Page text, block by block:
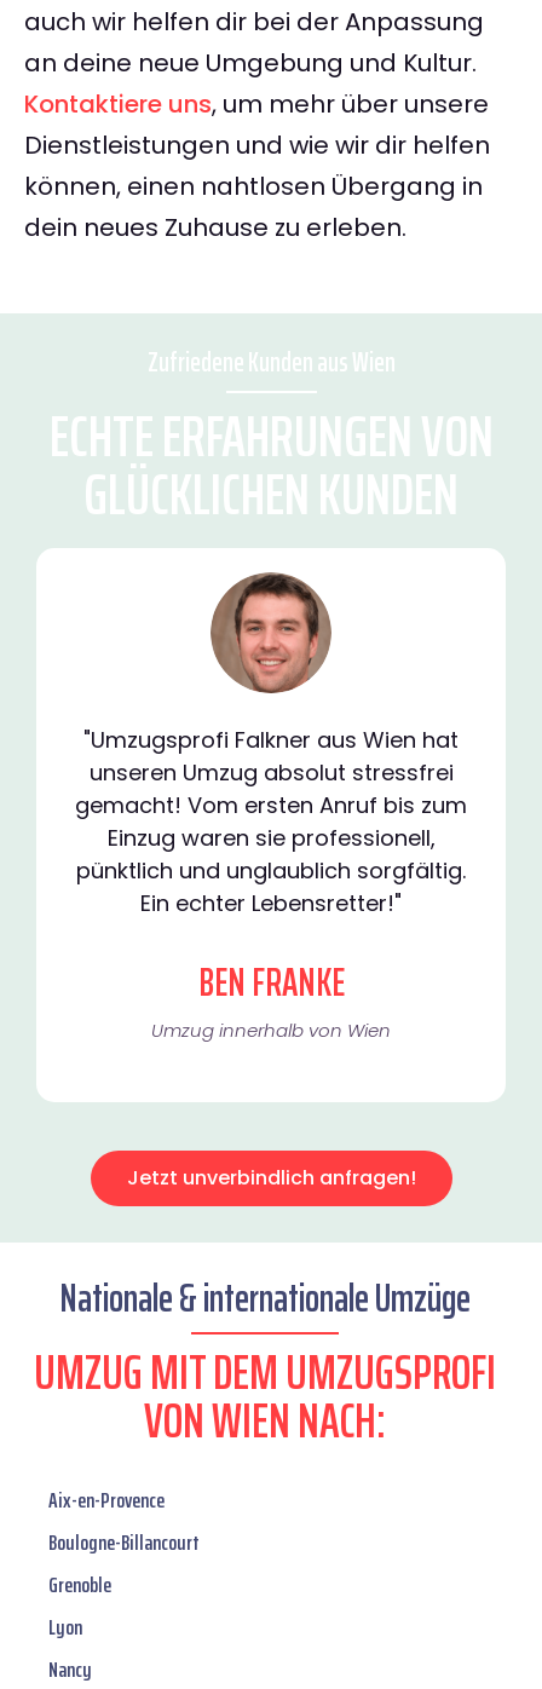
auch wir helfen dir bei der Anpassung
an deine neue Umgebung und Kultur.
Kontaktiere uns, um mehr über unsere
Dienstleistungen und wie wir dir helfen
können, einen nahtlosen Übergang in
dein neues Zuhause zu erleben.
Zufriedene Kunden aus Wien
ECHTE ERFAHRUNGEN VON
GLÜCKLICHEN KUNDEN
"Umzugsprofi Falkner aus Wien hat
unseren Umzug absolut stressfrei
gemacht! Vom ersten Anruf bis zum
Einzug waren sie professionell,
pünktlich und unglaublich sorgfältig.
Ein echter Lebensretter!"
BEN FRANKE
Umzug innerhalb von Wien​
Jetzt unverbindlich anfragen!
Nationale & internationale Umzüge
UMZUG MIT DEM UMZUGSPROFI
VON WIEN NACH:
Aix-en-Provence
Boulogne-Billancourt
Grenoble
Lyon
Nancy